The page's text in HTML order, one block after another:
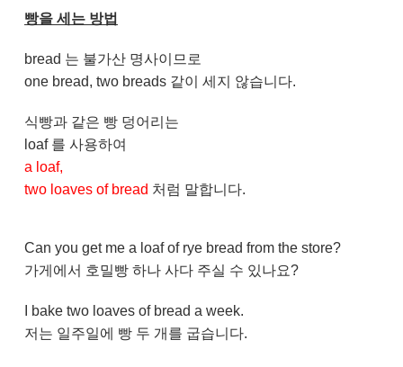
빵을 세는 방법
bread 는 불가산 명사이므로
one bread, two breads 같이 세지 않습니다.
식빵과 같은 빵 덩어리는
loaf 를 사용하여
a loaf,
two loaves of bread 처럼 말합니다.
Can you get me a loaf of rye bread from the store?
가게에서 호밀빵 하나 사다 주실 수 있나요?
I bake two loaves of bread a week.
저는 일주일에 빵 두 개를 굽습니다.